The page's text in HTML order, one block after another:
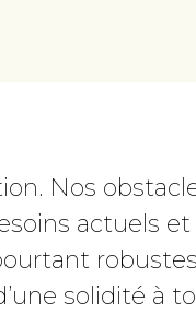
Nos
actuels
solidité à